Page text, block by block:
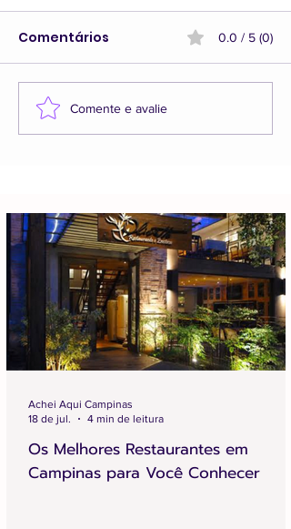
Comentários 0.0 / 5 (0)
Comente e avalie
Os Melhores Restaurantes em
Campinas para Você Conhecer
Achei Aqui Campinas
18 de jul.
4 min de leitura